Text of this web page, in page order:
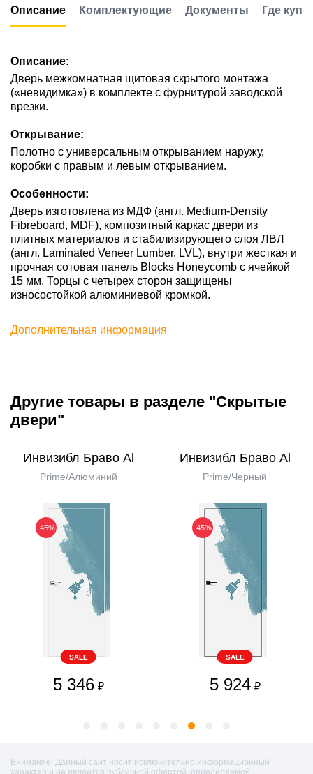
Описание Комплектующие Документы Где
Описание:
Дверь межкомнатная щитовая скрытого монтажа
(«невидимка») в комплекте с фурнитурой заводской
врезки.
Открывание:
Полотно с универсальным открыванием наружу,
коробки с правым и левым открыванием.
Особенности:
Дверь изготовлена из МДФ (англ. Medium-Density
Fibreboard, MDF), композитный каркас двери из
плитных материалов и стабилизирующего слоя ЛВЛ
(англ. Laminated Veneer Lumber, LVL), внутри жесткая и
прочная сотовая панель Blocks Honeycomb с ячейкой
15 мм. Торцы с четырех сторон защищены
износостойкой алюминиевой кромкой.
Дополнительная информация
Другие товары в разделе "Скрытые
двери"
Инвизибл Браво Al
Prime/Алюминий
-45%
SALE
5 346 ₽
Инвизибл Браво Al
Prime/Черный
-45%
SALE
5 924 ₽
Внимание! Данный сайт носит исключительно информационный
характер и не является публичной офертой, определяемой